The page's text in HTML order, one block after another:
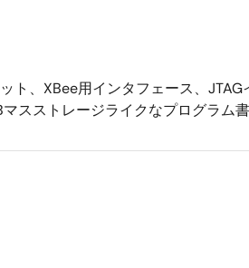
、XBee用インタフェース、
スストレージライクなプログラム書